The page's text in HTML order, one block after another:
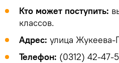
Кто может поступить:
классов.
Адрес: улица Жукеева-
Телефон: (0312) 42-47-